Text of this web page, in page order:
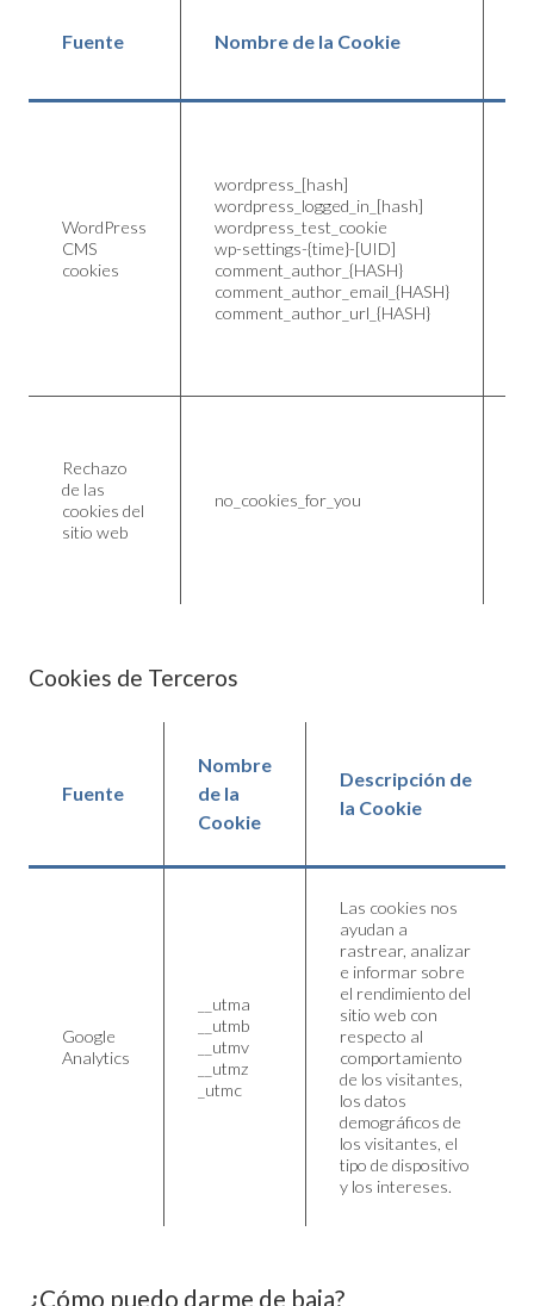
Fuente Nombre de la Cookie
WordPress
CMS
cookies
wordpress_[hash]
wordpress_logged_in_[hash]
wordpress_test_cookie
wp-settings-{time}-[UID]
comment_author_{HASH}
comment_author_email_{HASH}
comment_author_url_{HASH}
Rechazo
de las
cookies del
sitio web
no_cookies_for_you
Cookies de Terceros
Fuente
Nombre
de la
Cookie
Descripción de
la Cookie
Google
Analytics
__utma
__utmb
__utmv
__utmz
_utmc
Las cookies nos
ayudan a
rastrear, analizar
e informar sobre
el rendimiento del
sitio web con
respecto al
comportamiento
de los visitantes,
los datos
demográficos de
los visitantes, el
tipo de dispositivo
y los intereses.
¿Cómo puedo darme de baja?